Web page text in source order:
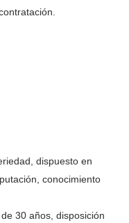
dispuesto en
conocimiento
30 años, disposición